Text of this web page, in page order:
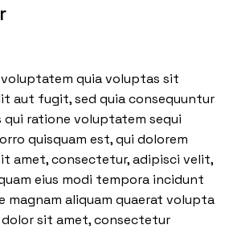
voluptatem quia voluptas sit
aut fugit, sed quia consequuntur
qui ratione voluptatem sequi
quisquam est, qui dolorem
amet, consectetur, adipisci velit,
eius modi tempora incidunt
magnam aliquam quaerat volupta
dolor sit amet, consectetur